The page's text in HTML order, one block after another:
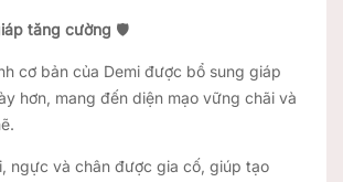
tăng cường 🛡️
cơ bản của Demi được bổ sung giáp
hơn, mang đến diện mạo vững chãi và
ngực và chân được gia cố, giúp tạo